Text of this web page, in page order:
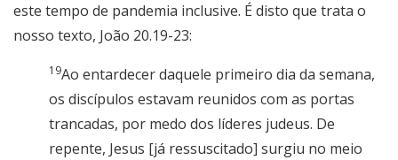
este tempo de pandemia inclusive. É disto que trata o
nosso texto, João 20.19-23:
19Ao entardecer daquele primeiro dia da semana,
os discípulos estavam reunidos com as portas
trancadas, por medo dos líderes judeus. De
repente, Jesus [já ressuscitado] surgiu no meio